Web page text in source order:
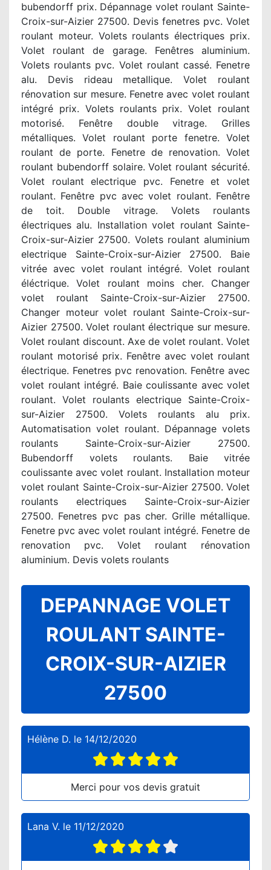
bubendorff prix. Dépannage volet roulant Sainte-
Croix-sur-Aizier 27500. Devis fenetres pvc. Volet
roulant moteur. Volets roulants électriques prix.
Volet roulant de garage. Fenêtres aluminium.
Volets roulants pvc. Volet roulant cassé. Fenetre
alu. Devis rideau metallique. Volet roulant
rénovation sur mesure. Fenetre avec volet roulant
intégré prix. Volets roulants prix. Volet roulant
motorisé. Fenêtre double vitrage. Grilles
métalliques. Volet roulant porte fenetre. Volet
roulant de porte. Fenetre de renovation. Volet
roulant bubendorff solaire. Volet roulant sécurité.
Volet roulant electrique pvc. Fenetre et volet
roulant. Fenêtre pvc avec volet roulant. Fenêtre
de toit. Double vitrage. Volets roulants
électriques alu. Installation volet roulant Sainte-
Croix-sur-Aizier 27500. Volets roulant aluminium
electrique Sainte-Croix-sur-Aizier 27500. Baie
vitrée avec volet roulant intégré. Volet roulant
éléctrique. Volet roulant moins cher. Changer
volet roulant Sainte-Croix-sur-Aizier 27500.
Changer moteur volet roulant Sainte-Croix-sur-
Aizier 27500. Volet roulant électrique sur mesure.
Volet roulant discount. Axe de volet roulant. Volet
roulant motorisé prix. Fenêtre avec volet roulant
électrique. Fenetres pvc renovation. Fenêtre avec
volet roulant intégré. Baie coulissante avec volet
roulant. Volet roulants electrique Sainte-Croix-
sur-Aizier 27500. Volets roulants alu prix.
Automatisation volet roulant. Dépannage volets
roulants Sainte-Croix-sur-Aizier 27500.
Bubendorff volets roulants. Baie vitrée
coulissante avec volet roulant. Installation moteur
volet roulant Sainte-Croix-sur-Aizier 27500. Volet
roulants electriques Sainte-Croix-sur-Aizier
27500. Fenetres pvc pas cher. Grille métallique.
Fenetre pvc avec volet roulant intégré. Fenetre de
renovation pvc. Volet roulant rénovation
aluminium. Devis volets roulants
DEPANNAGE VOLET
ROULANT SAINTE-
CROIX-SUR-AIZIER
27500
Hélène D. le 14/12/2020
Merci pour vos devis gratuit
Lana V. le 11/12/2020